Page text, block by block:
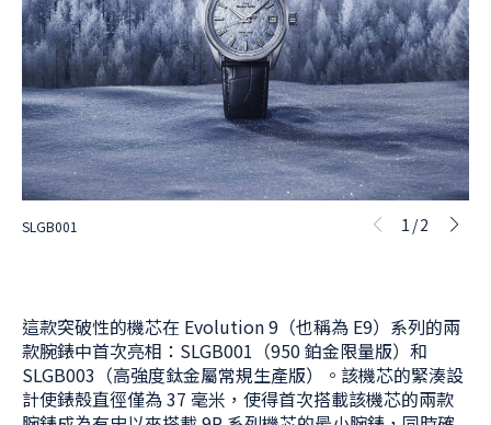
SLGB001 1/2
這款突破性的機芯在 Evolution 9（也稱為 E9）系列的兩
款腕錶中首次亮相：SLGB001（950 鉑金限量版）和
SLGB003（高強度鈦金屬常規生產版）。該機芯的緊湊設
計使錶殼直徑僅為 37 毫米，使得首次搭載該機芯的兩款